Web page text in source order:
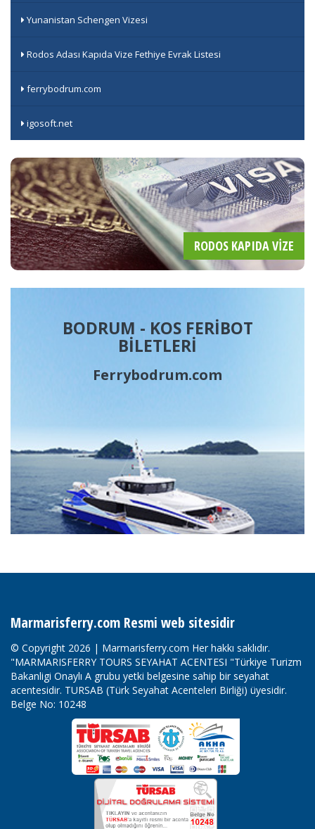
Yunanistan Schengen Vizesi
Rodos Adası Kapıda Vize Fethiye Evrak Listesi
ferrybodrum.com
igosoft.net
RODOS KAPIDA VIZE
BODRUM - KOS FERİBOT
BİLETLERİ
Ferrybodrum.com
Marmarisferry.com Resmi web sitesidir
© Copyright 2026 | Marmarisferry.com Her hakkı saklıdır.
"MARMARISFERRY TOURS SEYAHAT ACENTESI "Türkiye Turizm
Bakanligi Onaylı A grubu yetki belgesine sahip bir seyahat
acentesidir. TURSAB (Türk Seyahat Acenteleri Birliği) üyesidir.
Belge No: 10248